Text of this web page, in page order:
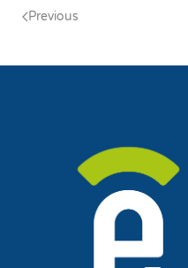
Previous